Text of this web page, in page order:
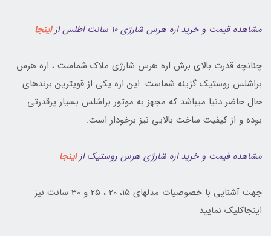
مشاهده قیمت و خرید اره هرس شارژی 10 سانت اطلس از اینجا
چنانچه قدرت بالای برش اره هرس شارژی ملاک شماست ، اره هرس
براشلس روستیک گزینه شماست. این اره یکی از قویترین برندهای
حال حاضر دنیا میباشد که مجهز به موتور براشلس بسیار پرقدرتی
بوده و از کیفیت ساخت بالایی نیز برخودار است.
مشاهده قیمت و خرید اره شارژی هرس روستیک ازاینجا
جهت آشنایی با خصوصیات مدلهای 15، 20 ، 25 و 30 سانت نیز
اینجاکلیک نمایید